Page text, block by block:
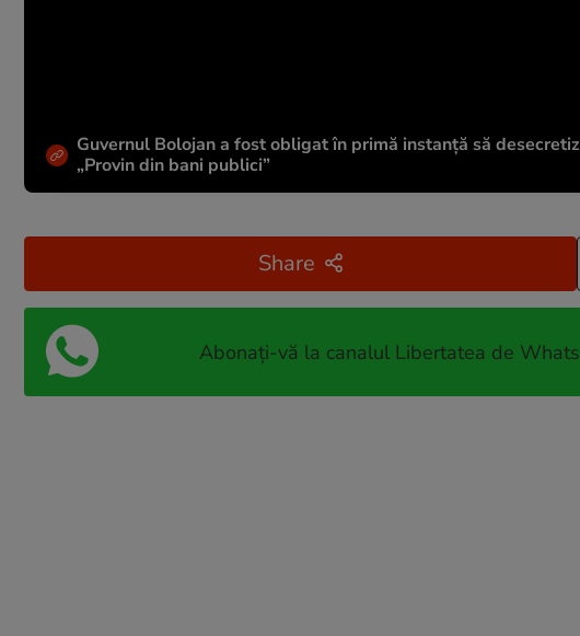
Guvernul Bolojan a fost obligat în primă instanță să
„Provin din bani publici”
Share
Abonați-vă la canalul Libertatea de